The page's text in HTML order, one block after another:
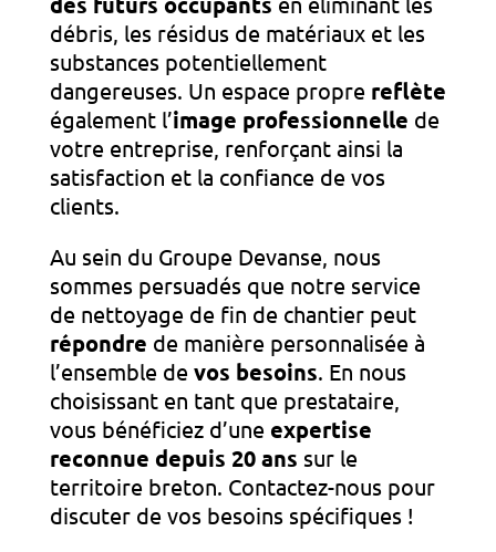
débris, les résidus de matériaux et les
substances potentiellement
dangereuses. Un espace propre reflète
également l’image professionnelle de
votre entreprise, renforçant ainsi la
satisfaction et la confiance de vos
clients.
Au sein du Groupe Devanse, nous
sommes persuadés que notre service
de nettoyage de fin de chantier peut
répondre de manière personnalisée à
l’ensemble de vos besoins. En nous
choisissant en tant que prestataire,
vous bénéficiez d’une expertise
reconnue depuis 20 ans sur le
territoire breton. Contactez-nous pour
discuter de vos besoins spécifiques !